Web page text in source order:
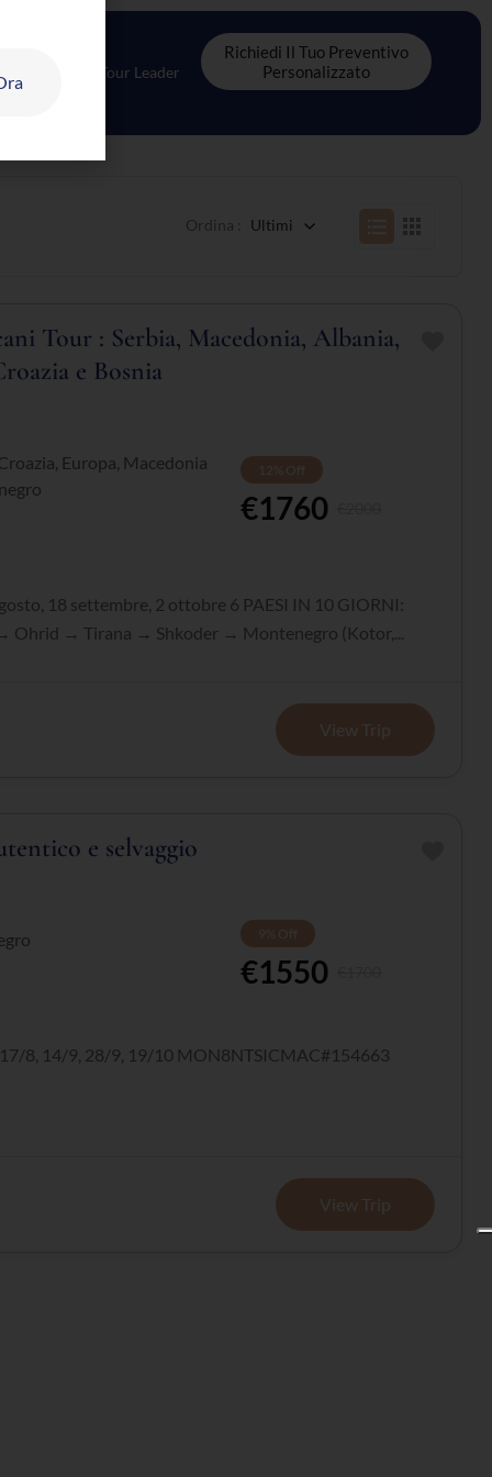
& Tour Leader
Richiedi Il Tuo Preventivo
Personalizzato
Ordina : Ultimi
Tour : Serbia, Macedonia, Albania,
e Bosnia
, Europa, Macedonia
12% Off
€1760
18 settembre, 2 ottobre 6 PAESI IN 10 GIORNI:
Ohrid → Tirana → Shkoder → Montenegro (Kotor,...
View Trip
e selvaggio
9% Off
€1550
8, 14/9, 28/9, 19/10 MON8NTSICMAC#154663
View Trip